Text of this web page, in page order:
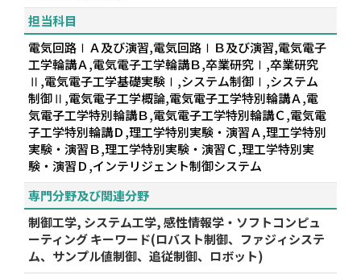
担当科目
電気回路ⅠＡ及び演習,電気回路ⅠＢ及び演習,電気電子
工学輪講Ａ,電気電子工学輪講Ｂ,卒業研究Ⅰ,卒業研究
Ⅱ,電気電子工学基礎実験Ⅰ,システム制御Ⅰ,システム
制御Ⅱ,電気電子工学概論,電気電子工学特別輪講Ａ,電
気電子工学特別輪講Ｂ,電気電子工学特別輪講Ｃ,電気電
子工学特別輪講Ｄ,理工学特別実験・演習Ａ,理工学特別
実験・演習Ｂ,理工学特別実験・演習Ｃ,理工学特別実
験・演習Ｄ,インテリジェント制御システム
専門分野及び関連分野
制御工学, システム工学, 感性情報学・ソフトコンピュ
ーティング キーワード(ロバスト制御、ファジィシステ
ム、サンプル値制御、追従制御、ロボット)